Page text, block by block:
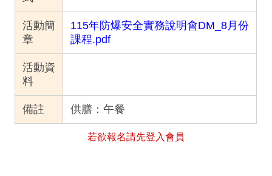
活動簡
章
115年防爆安全實務說明會DM_8月份
課程.pdf
活動資
料
備註 供膳：午餐
若欲報名請先登入會員